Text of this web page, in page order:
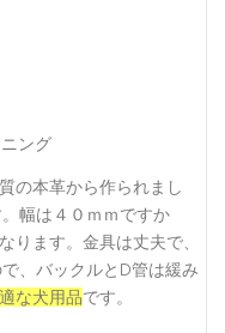
ング
の本革から作られまし
幅は４０ｍｍですか
ります。金具は丈夫で、
、バックルとD管は緩み
な犬用品です。